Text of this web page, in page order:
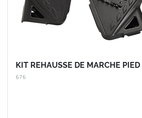
KIT REHAUSSE DE MARCHE PIED
676